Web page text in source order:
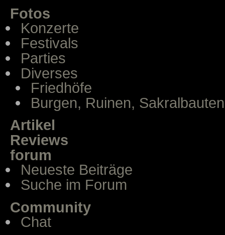
Fotos
Konzerte
Festivals
Parties
Diverses
Friedhöfe
Burgen, Ruinen, Sakralbauten
Artikel
Reviews
forum
Neueste Beiträge
Suche im Forum
Community
Chat